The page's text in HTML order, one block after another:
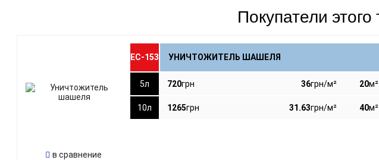
Покупатели
в сравнение
ЕС-153 УНИЧТОЖИТЕЛЬ ШАШЕЛЯ
5л 720грн 36грн/м² 20м²
Стоимость на 1м² поверхности ≈
10л 1265грн 31.63грн/м² 40м²
Стоимость на 1м² поверхности ≈